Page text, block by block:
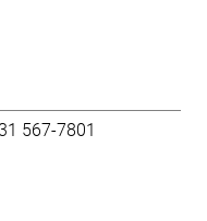
567-7801